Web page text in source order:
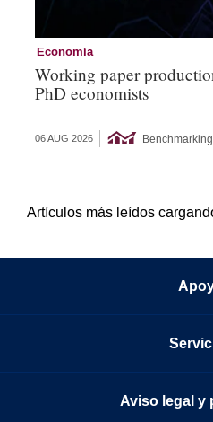
Economía
Working paper
PhD economists
06 AUG 2026 Benchmarking
Artículos más leídos
Aviso legal y